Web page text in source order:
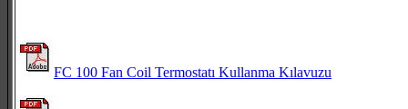
FC 100 Fan Coil Termostatı Kullanma Kılavuzu